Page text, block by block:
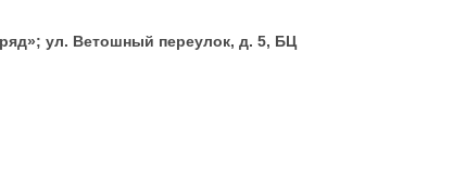
ул. Ветошный переулок, д. 5, БЦ